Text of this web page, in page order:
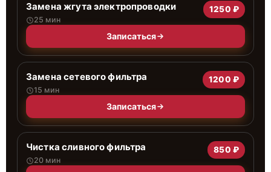
Замена жгута электропроводки
25 мин
1250 ₽
Записаться
Замена сетевого фильтра
15 мин
1200 ₽
Записаться
Чистка сливного фильтра
20 мин
850 ₽